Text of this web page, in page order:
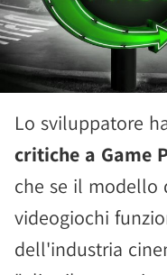
Lo sviluppatore
critiche a Game
che se il modello
videogiochi
dell'industria